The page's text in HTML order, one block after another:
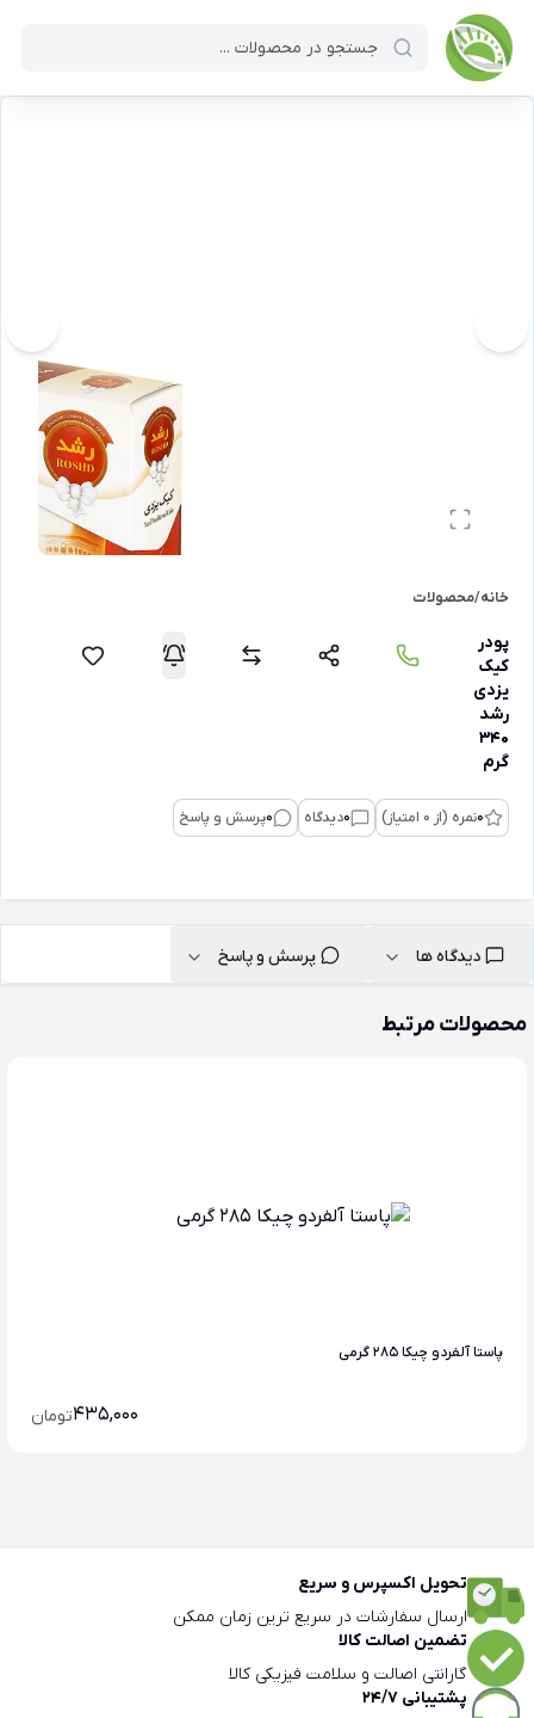
خانه/محصولات
پودر
کیک
یزدی
رشد
۳۴۰
گرم
0نمره (از 0 امتیاز) 0دیدگاه 0پرسش و پاسخ
دیدگاه ها پرسش و پاسخ
محصولات مرتبط
پاستا آلفردو چیکا 285 گرمی
435,000تومان
تحویل اکسپرس و سریع
ارسال سفارشات در سریع ترین زمان ممکن
تضمین اصالت کالا
گارانتی اصالت و سلامت فیزیکی کالا
پشتیبانی 24/7